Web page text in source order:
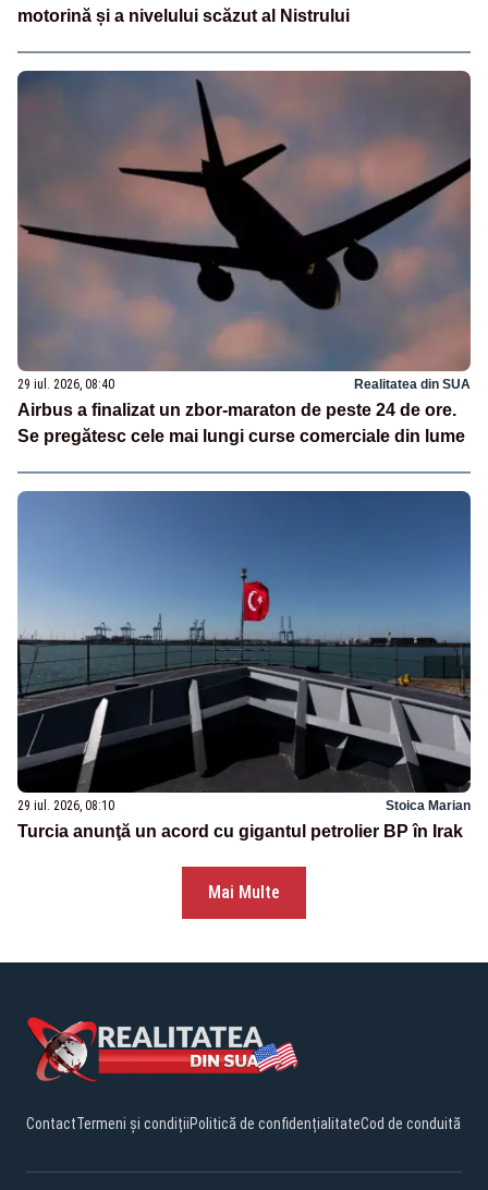
motorină și a nivelului scăzut al Nistrului
29 iul. 2026, 08:40 Realitatea din SUA
Airbus a finalizat un zbor-maraton de peste 24 de ore.
Se pregătesc cele mai lungi curse comerciale din lume
29 iul. 2026, 08:10 Stoica Marian
Turcia anunţă un acord cu gigantul petrolier BP în Irak
Mai Multe
ContactTermeni și condițiiPolitică de confidențialitateCod de conduită